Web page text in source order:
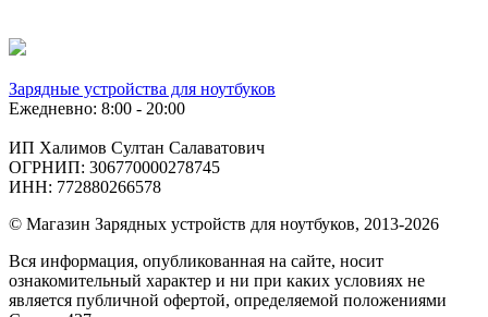
Зарядные устройства для ноутбуков
Ежедневно: 8:00 - 20:00
ИП Халимов Султан Салаватович
ОГРНИП: 306770000278745
ИНН: 772880266578
© Магазин Зарядных устройств для ноутбуков, 2013-2026
Вся информация, опубликованная на сайте, носит
ознакомительный характер и ни при каких условиях не
является публичной офертой, определяемой положениями